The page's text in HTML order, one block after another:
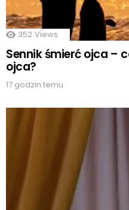
352 Views
Sennik śmierć ojca –
ojca?
17 godzin temu